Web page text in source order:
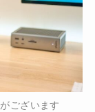
ございます